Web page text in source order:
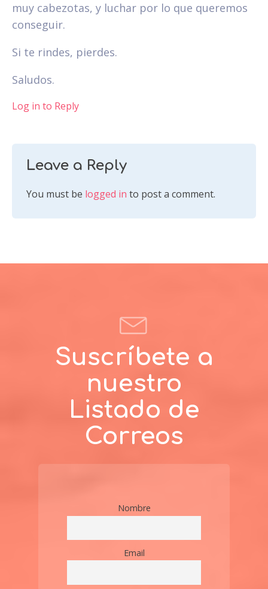
muy cabezotas, y luchar por lo que queremos
conseguir.
Si te rindes, pierdes.
Saludos.
Log in to Reply
Leave a Reply
You must be logged in to post a comment.
Suscríbete a
nuestro
Listado de
Correos
Nombre
Email